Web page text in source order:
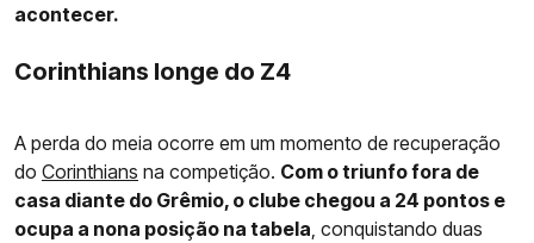
acontecer.
Corinthians longe do Z4
A perda do meia ocorre em um momento de recuperação
do Corinthians na competição. Com o triunfo fora de
casa diante do Grêmio, o clube chegou a 24 pontos e
ocupa a nona posição na tabela, conquistando duas